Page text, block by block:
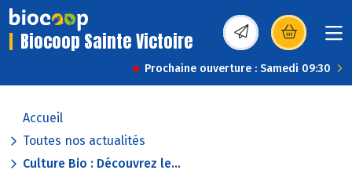
Biocoop Sainte Victoire (s’ouvre dans une
Prochaine ouverture : Samedi 09:30
Accueil
Toutes nos actualités
Culture Bio : Découvrez le...